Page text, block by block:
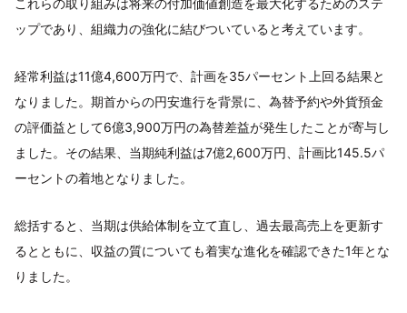
ップであり、組織力の強化に結びついていると考えています。
経常利益は11億4,600万円で、計画を35パーセント上回る結果と
なりました。期首からの円安進行を背景に、為替予約や外貨預金
の評価益として6億3,900万円の為替差益が発生したことが寄与し
ました。その結果、当期純利益は7億2,600万円、計画比145.5パ
ーセントの着地となりました。
総括すると、当期は供給体制を立て直し、過去最高売上を更新す
るとともに、収益の質についても着実な進化を確認できた1年とな
りました。